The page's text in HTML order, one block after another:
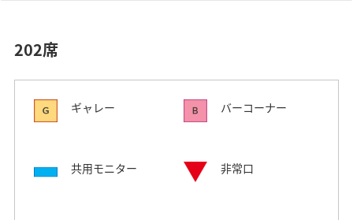
202席
ギャレー バーコーナー
共用モニター 非常口